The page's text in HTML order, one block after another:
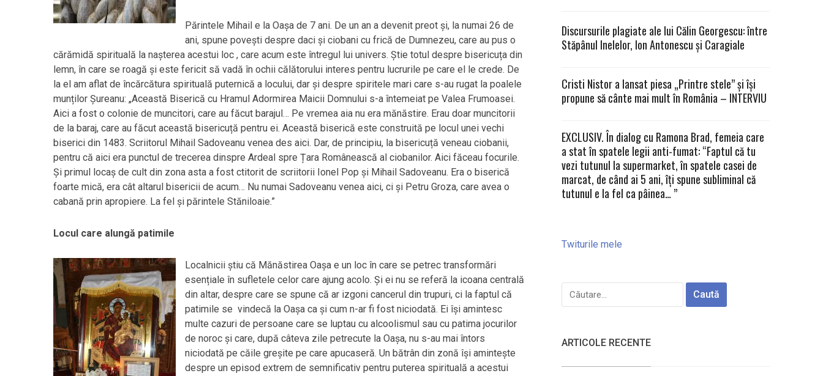
Părintele Mihail e la Oașa de 7 ani. De un an a devenit preot și, la numai 26 de
ani, spune povești despre daci și ciobani cu frică de Dumnezeu, care au pus o
cărămidă spirituală la nașterea acestui loc , care acum este întregul lui univers. Știe totul despre bisericuța din
lemn, în care se roagă și este fericit să vadă în ochii călătorului interes pentru lucrurile pe care el le crede. De
la el am aflat de încărcătura spirituală puternică a locului, dar și despre spiritele mari care s-au rugat la poalele
munților Șureanu: „Această Biserică cu Hramul Adormirea Maicii Domnului s-a întemeiat pe Valea Frumoasei.
Aici a fost o colonie de muncitori, care au făcut barajul… Pe vremea aia nu era mănăstire. Erau doar muncitorii
de la baraj, care au făcut această bisericuță pentru ei. Această biserică este construită pe locul unei vechi
biserici din 1483. Scriitorul Mihail Sadoveanu venea des aici. Dar, de principiu, la bisericuță veneau ciobanii,
pentru că aici era punctul de trecerea dinspre Ardeal spre Țara Românească al ciobanilor. Aici făceau focurile.
Și primul locaș de cult din zona asta a fost ctitorit de scriitorii Ionel Pop și Mihail Sadoveanu. Era o biserică
foarte mică, era cât altarul bisericii de acum… Nu numai Sadoveanu venea aici, ci și Petru Groza, care avea o
cabană prin apropiere. La fel și părintele Stăniloaie.”
Locul care alungă patimile
Localnicii știu că Mănăstirea Oașa e un loc în care se petrec transformări
esențiale în sufletele celor care ajung acolo. Și ei nu se referă la icoana centrală
din altar, despre care se spune că ar izgoni cancerul din trupuri, ci la faptul că
patimile se vindecă la Oașa ca și cum n-ar fi fost niciodată. Ei își amintesc
multe cazuri de persoane care se luptau cu alcoolismul sau cu patima jocurilor
de noroc și care, după câteva zile petrecute la Oașa, nu s-au mai întors
niciodată pe căile greșite pe care apucaseră. Un bătrân din zonă își amintește
despre un episod extrem de semnificativ pentru puterea spirituală a acestui
Discursurile plagiate ale lui Călin Georgescu: între
Stăpânul Inelelor, Ion Antonescu și Caragiale
Cristi Nistor a lansat piesa „Printre stele” și își
propune să cânte mai mult în România – INTERVIU
EXCLUSIV. În dialog cu Ramona Brad, femeia care
a stat în spatele legii anti-fumat: “Faptul că tu
vezi tutunul la supermarket, în spatele casei de
marcat, de când ai 5 ani, îți spune subliminal că
tutunul e la fel ca pâinea… ”
Twiturile mele
Caută
după:
ARTICOLE RECENTE